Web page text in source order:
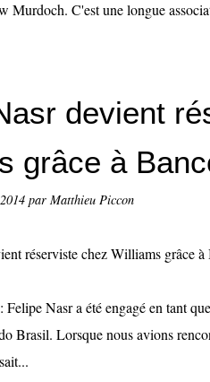
Murdoch. C'est une longue
devient
grâce à
par Matthieu Piccon
Nasr a été engagé en tant
Brasil. Lorsque nous avions